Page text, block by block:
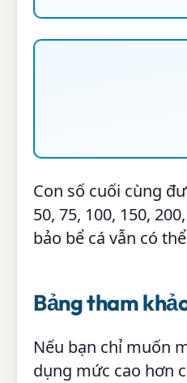
Con số cuối cùng
50, 75, 100, 150,
bảo bể cá vẫn có
Bảng tham
Nếu bạn chỉ muốn
dụng mức cao hơn